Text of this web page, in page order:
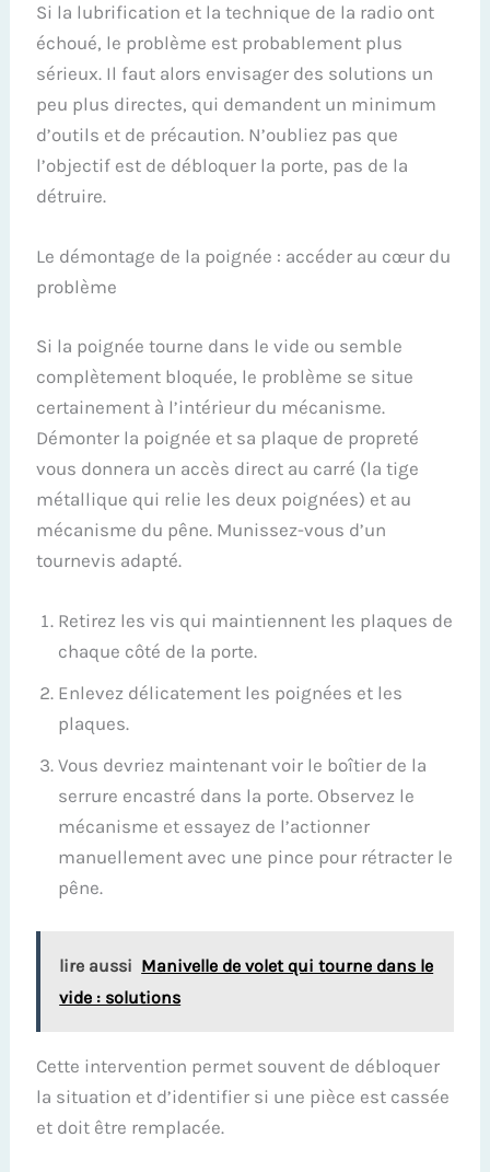
Si la lubrification et la technique de la radio ont
échoué, le problème est probablement plus
sérieux. Il faut alors envisager des solutions un
peu plus directes, qui demandent un minimum
d’outils et de précaution. N’oubliez pas que
l’objectif est de débloquer la porte, pas de la
détruire.
Le démontage de la poignée : accéder au cœur du
problème
Si la poignée tourne dans le vide ou semble
complètement bloquée, le problème se situe
certainement à l’intérieur du mécanisme.
Démonter la poignée et sa plaque de propreté
vous donnera un accès direct au carré (la tige
métallique qui relie les deux poignées) et au
mécanisme du pêne. Munissez-vous d’un
tournevis adapté.
Retirez les vis qui maintiennent les plaques de
chaque côté de la porte.
Enlevez délicatement les poignées et les
plaques.
Vous devriez maintenant voir le boîtier de la
serrure encastré dans la porte. Observez le
mécanisme et essayez de l’actionner
manuellement avec une pince pour rétracter le
pêne.
lire aussi Manivelle de volet qui tourne dans le
vide : solutions
Cette intervention permet souvent de débloquer
la situation et d’identifier si une pièce est cassée
et doit être remplacée.